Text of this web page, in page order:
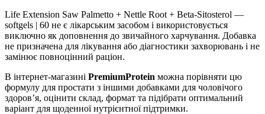
Life Extension Saw Palmetto + Nettle Root + Beta-Sitosterol —
softgels | 60 не є лікарським засобом і використовується
виключно як доповнення до звичайного харчування. Добавка
не призначена для лікування або діагностики захворювань і не
замінює повноцінний раціон.
В інтернет-магазині PremiumProtein можна порівняти цю
формулу для простати з іншими добавками для чоловічого
здоров’я, оцінити склад, формат та підібрати оптимальний
варіант для щоденної нутрієнтної підтримки.